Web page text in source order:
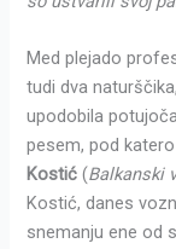
Med plejado
tudi dva
upodobila
pesem, pod
Kostić (Balkanski
Kostić, danes
snemanju ene od